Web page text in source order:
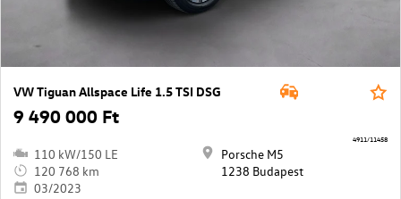
VW Tiguan Allspace Life 1.5 TSI DSG
9 490 000 Ft
110 kW/150 LE
120 768 km
03/2023
Porsche M5
1238 Budapest
4911/11458